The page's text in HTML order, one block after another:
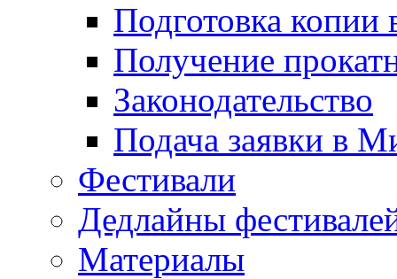
Подготовка копии
Получение
Законодательство
Подача заявки в
Фестивали
Дедлайны
Материалы